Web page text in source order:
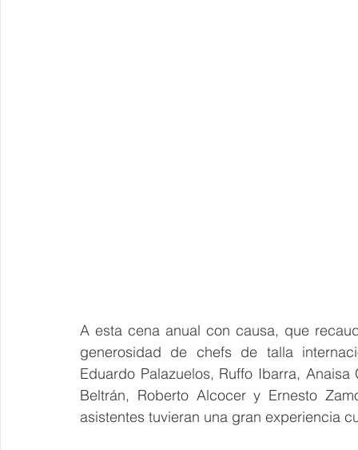
A esta cena anual con causa, que
generosidad de chefs de talla
Eduardo Palazuelos, Ruffo Ibarra,
Beltrán, Roberto Alcocer y Ernesto
asistentes tuvieran una gran experiencia